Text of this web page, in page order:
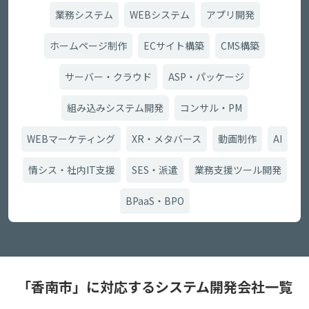
業務システム WEBシステム アプリ開発
ホームページ制作 ECサイト構築 CMS構築
サーバー・クラウド ASP・パッケージ
組み込みシステム開発 コンサル・PM
WEBマーケティング XR・メタバース 動画制作 AI
情シス・社内IT支援 SES・派遣 業務支援ツール開発
BPaaS・BPO
「香南市」に対応するシステム開発会社一覧